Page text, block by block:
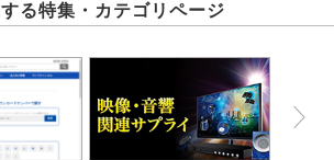
る特集・カテゴリページ